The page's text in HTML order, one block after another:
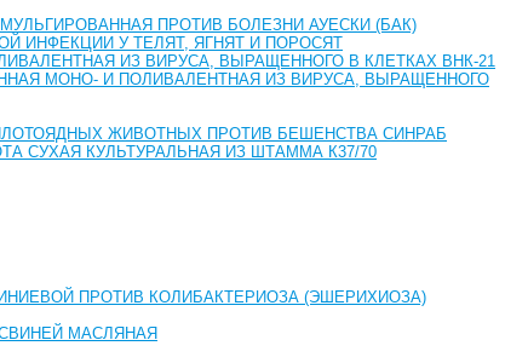
ПРОТИВ БОЛЕЗНИ АУЕСКИ (БАК)
ИНФЕКЦИИ У ТЕЛЯТ, ЯГНЯТ И ПОРОСЯТ
ИЗ ВИРУСА, ВЫРАЩЕННОГО В КЛЕТКАХ ВНК-21
МОНО- И ПОЛИВАЛЕНТНАЯ ИЗ ВИРУСА, ВЫРАЩЕННОГО
ЖИВОТНЫХ ПРОТИВ БЕШЕНСТВА СИНРАБ
СУХАЯ КУЛЬТУРАЛЬНАЯ ИЗ ШТАММА К37/70
ПРОТИВ КОЛИБАКТЕРИОЗА (ЭШЕРИХИОЗА)
МАСЛЯНАЯ